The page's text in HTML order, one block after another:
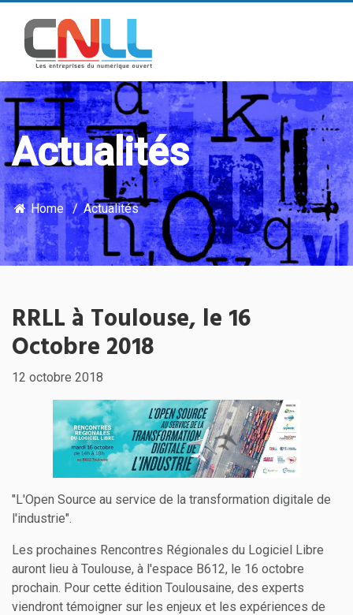
Actualités
Home Actualités
RRLL à Toulouse, le 16
Octobre 2018
12 octobre 2018
"L'Open Source au service de la transformation digitale de
l'industrie".
Les prochaines Rencontres Régionales du Logiciel Libre
auront lieu à Toulouse, à l'espace B612, le 16 octobre
prochain. Pour cette édition Toulousaine, des experts
viendront témoigner sur les enjeux et les expériences de